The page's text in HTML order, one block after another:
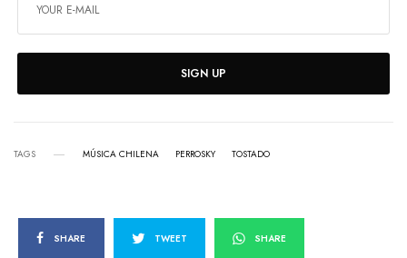
SIGN UP
TAGS MÚSICA CHILENA PERROSKY TOSTADO
SHARE TWEET SHARE